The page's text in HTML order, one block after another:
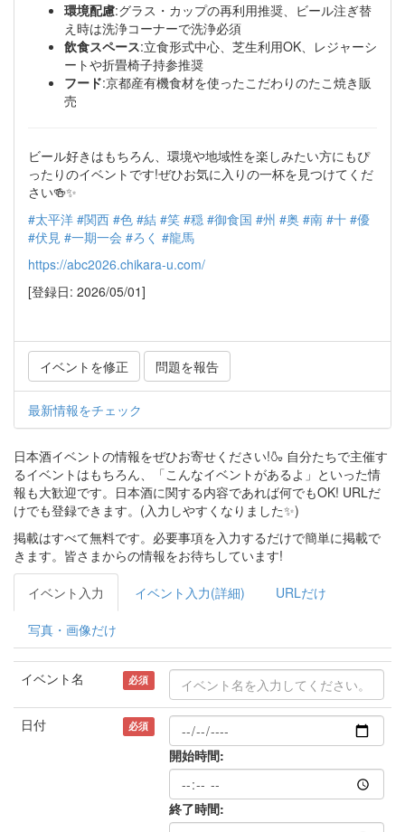
環境配慮:グラス・カップの再利用推奨、ビール注ぎ替
え時は洗浄コーナーで洗浄必須
飲食スペース:立食形式中心、芝生利用OK、レジャーシ
ートや折畳椅子持参推奨
フード:京都産有機食材を使ったこだわりのたこ焼き販
売
ビール好きはもちろん、環境や地域性を楽しみたい方にもぴ
ったりのイベントです!ぜひお気に入りの一杯を見つけてくだ
さい🍻✨
#太平洋 #関西 #色 #結 #笑 #穏 #御食国 #州 #奥 #南 #十 #優
#伏見 #一期一会 #ろく #龍馬
https://abc2026.chikara-u.com/
[登録日: 2026/05/01]
イベントを修正 問題を報告
最新情報をチェック
日本酒イベントの情報をぜひお寄せください!🍶 自分たちで主催す
るイベントはもちろん、「こんなイベントがあるよ」といった情
報も大歓迎です。日本酒に関する内容であれば何でもOK! URLだ
けでも登録できます。(入力しやすくなりました✨)
掲載はすべて無料です。必要事項を入力するだけで簡単に掲載で
きます。皆さまからの情報をお待ちしています!
イベント入力 イベント入力(詳細) URLだけ
写真・画像だけ
イベント名 必須
日付 必須
開始時間:
終了時間: